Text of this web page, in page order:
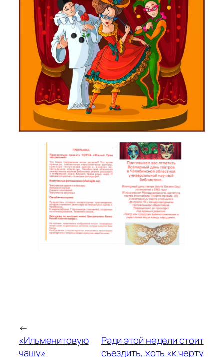
←
«Ильменитовую
чашу»
Ради этой недели стоит
съездить, хоть «к черту